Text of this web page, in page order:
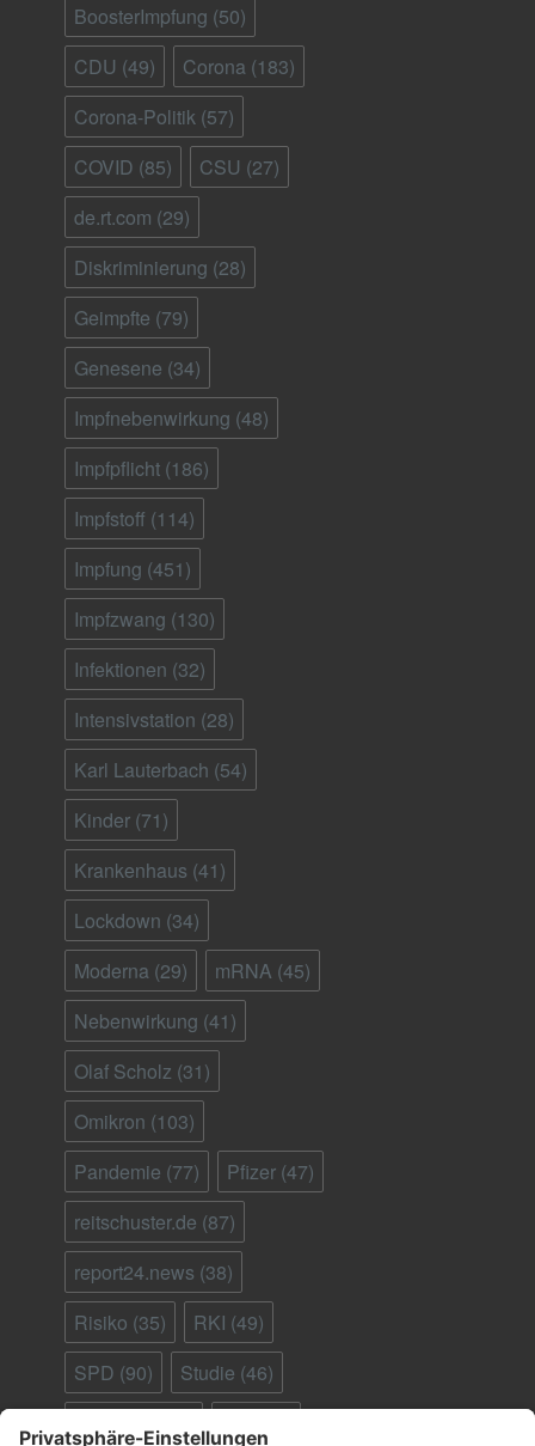
BoosterImpfung (50)
CDU (49) Corona (183)
Corona-Politik (57)
COVID (85) CSU (27)
de.rt.com (29)
Diskriminierung (28)
Geimpfte (79)
Genesene (34)
Impfnebenwirkung (48)
Impfpflicht (186)
Impfstoff (114)
Impfung (451)
Impfzwang (130)
Infektionen (32)
Intensivstation (28)
Karl Lauterbach (54)
Kinder (71)
Krankenhaus (41)
Lockdown (34)
Moderna (29) mRNA (45)
Nebenwirkung (41)
Olaf Scholz (31)
Omikron (103)
Pandemie (77) Pfizer (47)
reitschuster.de (87)
report24.news (38)
Risiko (35) RKI (49)
SPD (90) Studie (46)